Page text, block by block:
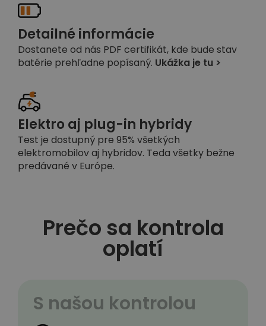
Detailné informácie
Dostanete od nás PDF certifikát, kde bude stav
batérie prehľadne popísaný. Ukážka je tu >
Elektro aj plug-in hybridy
Test je dostupný pre 95% všetkých
elektromobilov aj hybridov. Teda všetky bežne
predávané v Európe.
Prečo sa kontrola
oplatí
S našou kontrolou